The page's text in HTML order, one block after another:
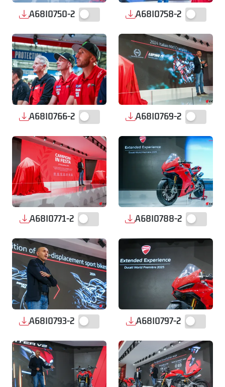
A68I0750-2 A68I0758-2
A68I0766-2 A68I0769-2
A68I0771-2 A68I0788-2
A68I0793-2 A68I0797-2